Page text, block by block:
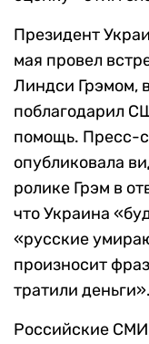
Президент
мая провел
Линдси Грэмом,
поблагодарил
помощь. Пресс-
опубликовала
ролике Грэм в
что Украина
«русские
произносит
тратили деньги».
Российские